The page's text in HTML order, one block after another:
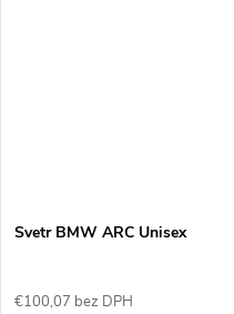
Svetr BMW ARC Unisex
€100,07 bez DPH